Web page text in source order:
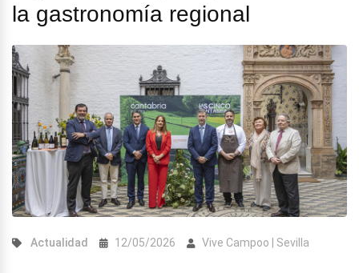
la gastronomía regional
Actualidad 12/05/2026 Vive Campoo | Sevilla